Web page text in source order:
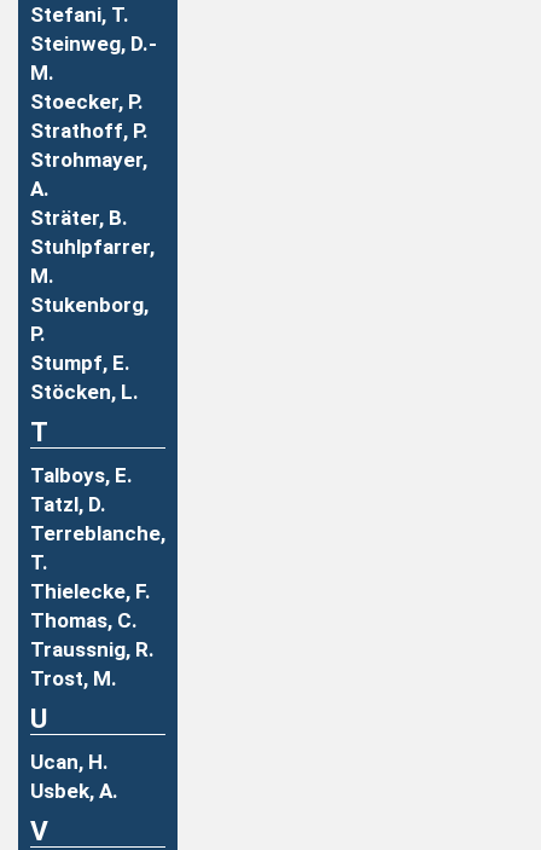
Stefani, T.
Steinweg, D.-
M.
Stoecker, P.
Strathoff, P.
Strohmayer,
A.
Sträter, B.
Stuhlpfarrer,
M.
Stukenborg,
P.
Stumpf, E.
Stöcken, L.
T
Talboys, E.
Tatzl, D.
Terreblanche,
T.
Thielecke, F.
Thomas, C.
Traussnig, R.
Trost, M.
U
Ucan, H.
Usbek, A.
V